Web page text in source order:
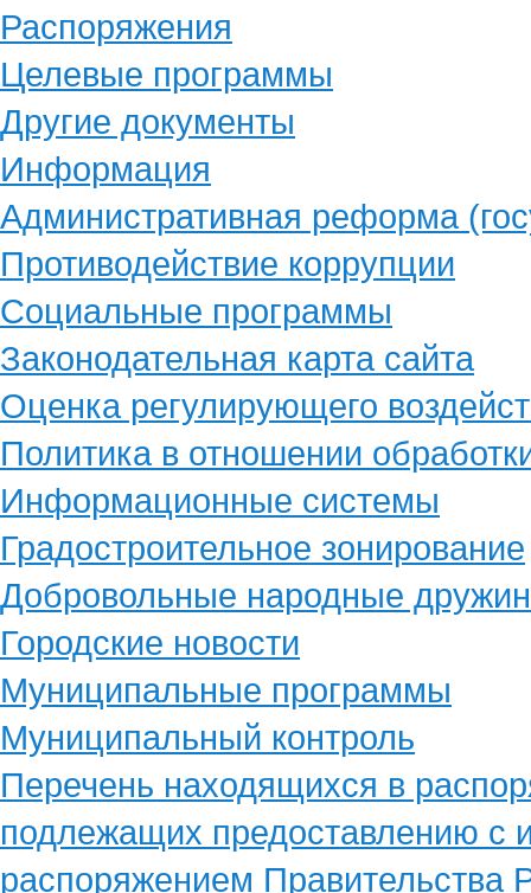
Распоряжения
Целевые программы
Другие документы
Информация
Административная реформа
Противодействие коррупции
Социальные программы
Законодательная карта сайта
Оценка регулирующего
Политика в отношении
Информационные системы
Градостроительное зонирование
Добровольные народные
Городские новости
Муниципальные программы
Муниципальный контроль
Перечень находящихся в
подлежащих предоставлению с
распоряжением